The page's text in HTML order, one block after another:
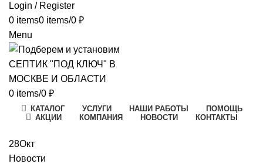
Login / Register
0 items0 items/0 ₽
Menu
0 items/0 ₽
КАТАЛОГ УСЛУГИ НАШИ РАБОТЫ
ПОМОЩЬ
АКЦИИ
КОМПАНИЯ НОВОСТИ КОНТАКТЫ
28Окт
Новости